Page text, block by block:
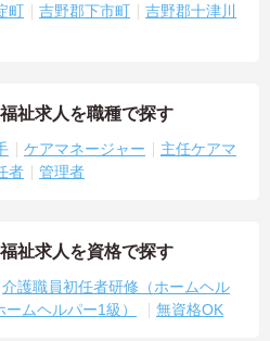
町 吉野郡下市町
吉野郡十津川
祉求人を職種で探す
ケアマネージャー
主任ケアマ
者 管理者
祉求人を資格で探す
介護職員初任者研修（ホームヘル
ムヘルパー1級） 無資格OK